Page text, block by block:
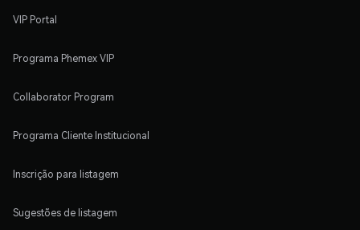
VIP Portal
Programa Phemex VIP
Collaborator Program
Programa Cliente Institucional
Inscrição para listagem
Sugestões de listagem